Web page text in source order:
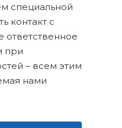
специальной
контакт с
при
– всем этим
нами